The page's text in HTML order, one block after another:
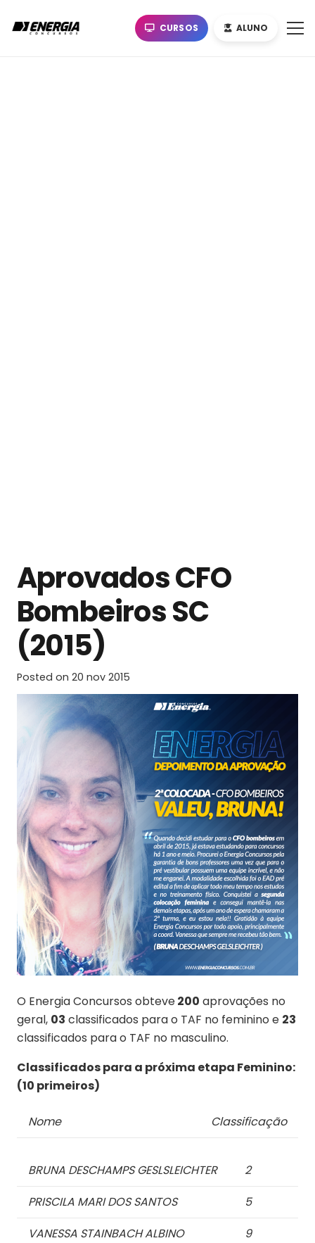
CURSOS ALUNO
Aprovados CFO
Bombeiros SC
(2015)
Posted on 20 nov 2015
O Energia Concursos obteve200 aprovações no
geral, 03 classificados para o TAF no feminino e 23
classificados para o TAF no masculino.
Classificados para a próxima etapa Feminino:
(10 primeiros)
Nome Classificação
BRUNA DESCHAMPS GESLSLEICHTER
2
PRISCILA MARI DOS SANTOS
5
VANESSA STAINBACH ALBINO
9